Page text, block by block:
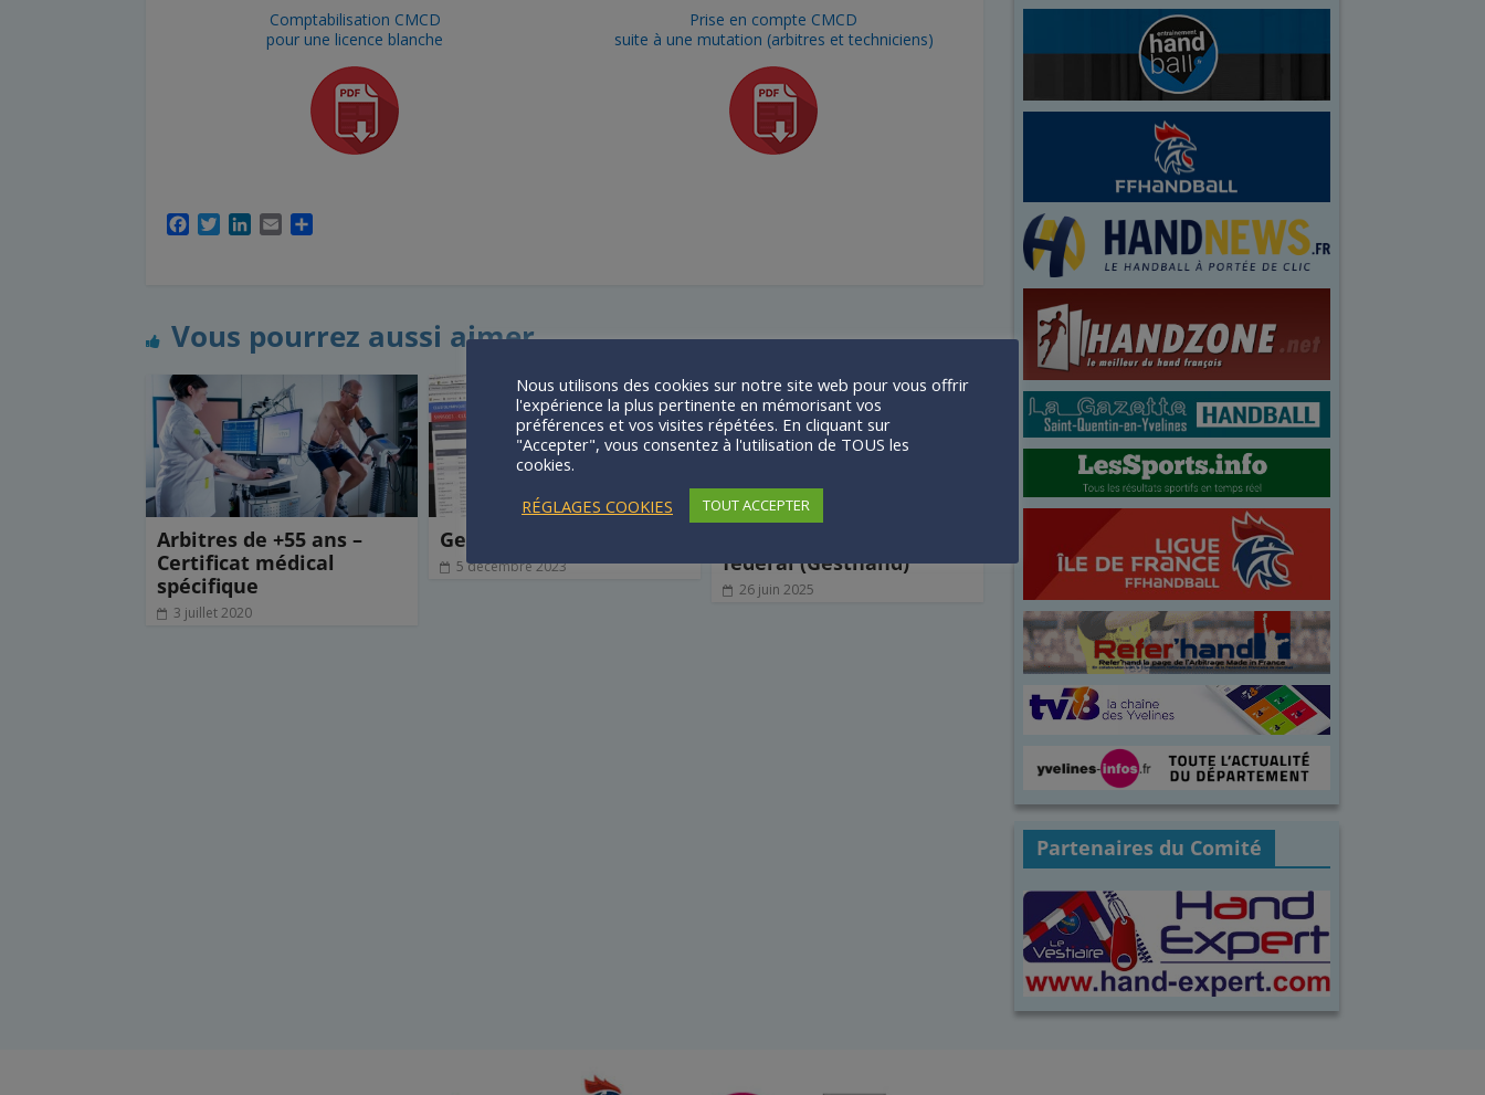
Comptabilisation CMCD
pour une licence blanche
Prise en compte CMCD
suite à une mutation (arbitres et techniciens)
o
k
e
d
I
g
Vous pourrez aussi aimer
Arbitres de +55 ans –
Certificat médical
spécifique
3 juillet 2020
Gest’Hand – Évolution
5 décembre 2023
fédéral (Gesthand)
26 juin 2025
Partenaires du Comité
Nous utilisons des cookies sur notre site web pour vous offrir
l'expérience la plus pertinente en mémorisant vos
préférences et vos visites répétées. En cliquant sur
"Accepter", vous consentez à l'utilisation de TOUS les
cookies.
RÉGLAGES COOKIES
TOUT ACCEPTER